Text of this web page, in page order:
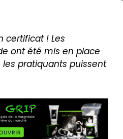
certificat ! Les
ont été mis en place
les pratiquants puissent